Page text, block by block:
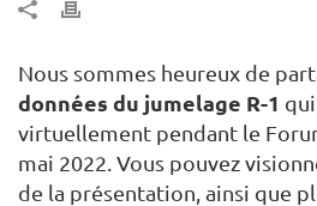
Nous sommes heureux de
données du jumelage R-1
virtuellement pendant le
mai 2022. Vous pouvez
de la présentation, ainsi que